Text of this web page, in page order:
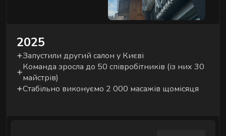
2025
Запустили другий салон у Києві
Команда зросла до 50 співробітників (із них 30
майстрів)
Стабільно виконуємо 2 000 масажів щомісяця